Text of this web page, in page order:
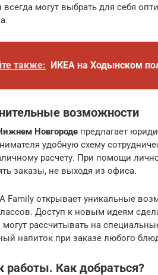
могут выбрать для себя
также: ИКЕА на Ходынском
возможности
Новгороде предлагает
удобную схему
расчету. При помощи
заказы, не выходя из офиса.
Family открывает уникальные
Доступ к новым идеям
рассчитывать на
напиток при заказе любого
работы. Как добраться?